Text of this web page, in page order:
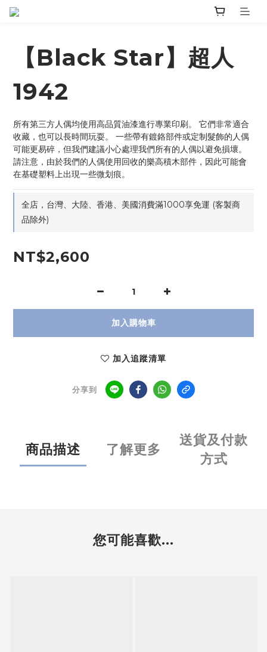
【Black Star】超人
1942
所有第三方人偶均使用高品質油漆進行專業印刷。 它們非常適合
收藏，也可以長時間玩耍。 一些帶有鍍鉻部件或定制髮飾的人偶
可能更易碎，但我們建議小心處理我們所有的人偶以避免損壞。
請注意，由於我們的人偶使用回收的樂高積木部件，因此可能會
在基礎塑料上出現一些微划痕。
全店，台灣、大陸、香港、美國消費滿1000享免運 (客製商
品除外)
NT$2,600
加入購物車
加入追蹤清單
分享到
商品描述 了解更多
送貨及付款
方式
您可能喜歡...